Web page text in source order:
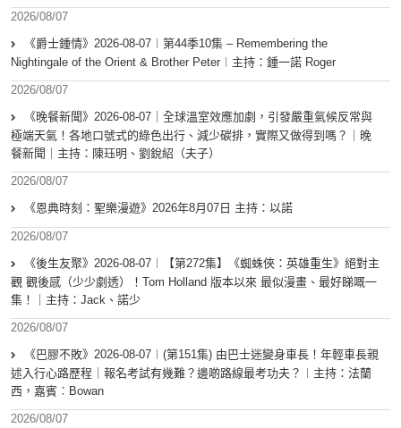
2026/08/07
《爵士鍾情》2026-08-07︱第44季10集 – Remembering the
Nightingale of the Orient & Brother Peter︱主持：鍾一諾 Roger
2026/08/07
《晚餐新聞》2026-08-07｜全球溫室效應加劇，引發嚴重氣候反常與
極端天氣！各地口號式的綠色出行、減少碳排，實際又做得到嗎？｜晚
餐新聞｜主持：陳珏明、劉銳紹（夫子）
2026/08/07
《恩典時刻：聖樂漫遊》2026年8月07日 主持：以諾
2026/08/07
《後生友聚》2026-08-07︱【第272集】《蜘蛛俠：英雄重生》絕對主
觀 觀後感（少少劇透）！Tom Holland 版本以來 最似漫畫、最好睇嘅一
集！｜主持：Jack、諾少
2026/08/07
《巴膠不敗》2026-08-07︱(第151集) 由巴士迷變身車長！年輕車長親
述入行心路歷程｜報名考試有幾難？邊啲路線最考功夫？︱主持：法蘭
西，嘉賓︰Bowan
2026/08/07